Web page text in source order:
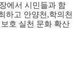
에서 시민들과 함
하고 안양천 ,학의천
호 실천 문화 확산